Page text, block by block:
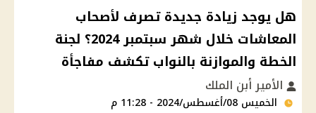
هل يوجد زيادة جديدة تصرف لأصحاب
المعاشات خلال شهر سبتمبر 2024؟ لجنة
الخطة والموازنة بالنواب تكشف مفاجأة
الأمير أبن الملك
الخميس 08/أغسطس/2024 - 11:28 م